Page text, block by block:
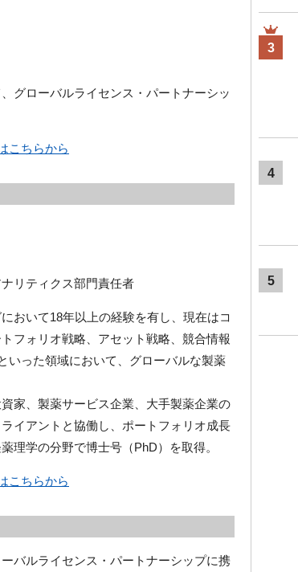
グローバルライセンス・パートナーシッ
こちらから
リティクス部門責任者
おいて18年以上の経験を有し、現在はコ
フォリオ戦略、アセット戦略、競合情報
いった領域において、グローバルな製薬
家、製薬サービス企業、大手製薬企業の
イアントと協働し、ポートフォリオ成長
理学の分野で博士号（PhD）を取得。
こちらから
バルライセンス・パートナーシップに携
3
4
5